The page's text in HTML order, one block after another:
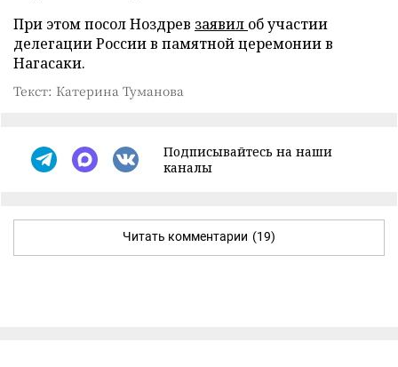
При этом посол Ноздрев заявил об участии
делегации России в памятной церемонии в
Нагасаки.
Текст: Катерина Туманова
Подписывайтесь на наши
каналы
Читать комментарии (19)